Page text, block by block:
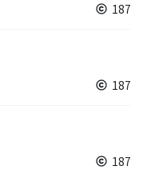
187
187
187